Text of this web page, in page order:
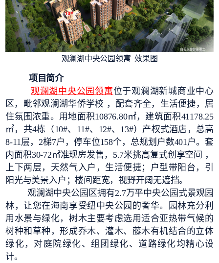
观澜湖中央公园领寓 效果图
项目简介
观澜湖中央公园领寓位于观澜湖新城商业中心
区，毗邻观澜湖华侨学校 ，配套齐全，生活便捷，居
住氛围浓重。用地面积10876.80㎡，建筑面积41178.25
㎡，共4栋（10#、11#、12#、13#）产权式酒店，总高
8-11层，2梯7户，停车位158个，总规划户数401户。套
内面积30-72㎡准现房发售，5.7米挑高复式创享空间 ，
上下两层，天然气入户，生活便捷；户型带阳台，引
阳光与美景入户；楼间距宽，视野开阔无遮挡。
观澜湖中央公园区拥有2.7万平中央公园式景观园
林，让您在海南享受纽中央公园的奢华。园林充分利
用水景与绿化，树木主要考虑选用适合亚热带气候的
树种和草种，形成乔木、灌木、藤木有机结合的立体
绿化，对庭院绿化、组团绿化、道路绿化均精心设
计。